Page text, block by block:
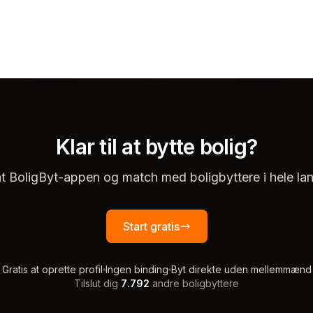
Klar til at bytte bolig?
BoligByt-appen og match med boligbyttere i hele
Start gratis
Gratis at oprette profil Ingen binding Byt direkte uden mellemmænd
Tilslut dig 7.792 andre boligbyttere